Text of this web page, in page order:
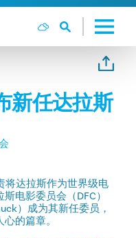
新任达拉斯
将达拉斯作为世界级电
电影委员会（DFC）
）成为其新任委员，
的篇章。